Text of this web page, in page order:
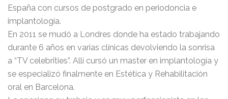
España con cursos de postgrado en periodoncia e
implantología.
En 2011 se mudó a Londres donde ha estado trabajando
durante 6 años en varias clínicas devolviendo la sonrisa
a “TV celebrities”. Allí cursó un master en implantología y
se especializó finalmente en Estética y Rehabilitación
oral en Barcelona.